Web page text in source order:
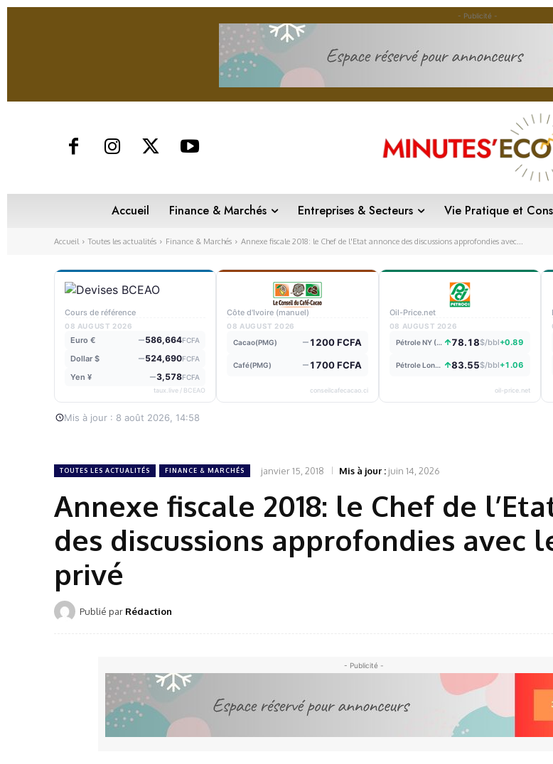
- Publicité -
Accueil Finance & Marchés Entreprises & Secteurs Vie Pratique et
Accueil Toutes les actualités Finance & Marchés Annexe fiscale 2018: le Chef de l'Etat annonce des discussions approfondies avec...
Cours de référence
08 AUGUST 2026
Euro € 586,664FCFA
Dollar $ 524,690FCFA
Yen ¥ 3,578FCFA
taux.live / BCEAO
Côte d'Ivoire (manuel)
08 AUGUST 2026
Cacao(PMG)
1200 FCFA
Café(PMG) 1700 FCFA
conseilcafecacao.ci
Oil-Price.net
08 AUGUST 2026
Pétrole NY (WTI)
78.18$/bbl+0.89
Pétrole Londres 83.55$/bbl+1.06
oil-price.net
Mis à jour : 8 août 2026, 14:58
TOUTES LES ACTUALITÉS FINANCE & MARCHÉS janvier 15, 2018 Mis à jour : juin 14, 2026
Annexe fiscale 2018: le Chef de
des discussions approfondies avec
privé
Publié par Rédaction
- Publicité -